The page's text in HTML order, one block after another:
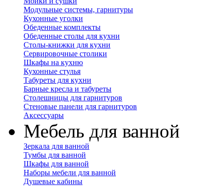
Модульные системы, гарнитуры
Кухонные уголки
Обеденные комплекты
Обеденные столы для кухни
Столы-книжки для кухни
Сервировочные столики
Шкафы на кухню
Кухонные стулья
Табуреты для кухни
Барные кресла и табуреты
Столешницы для гарнитуров
Стеновые панели для гарнитуров
Аксессуары
Мебель для ванной
Зеркала для ванной
Тумбы для ванной
Шкафы для ванной
Наборы мебели для ванной
Душевые кабины